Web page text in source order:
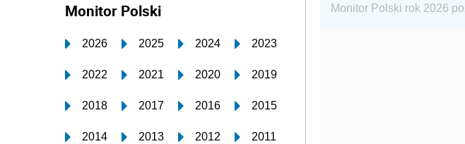
Monitor Polski
2026 2025 2024 2023
2022 2021 2020 2019
2018 2017 2016 2015
2014 2013 2012 2011
Monitor Polski rok 2026